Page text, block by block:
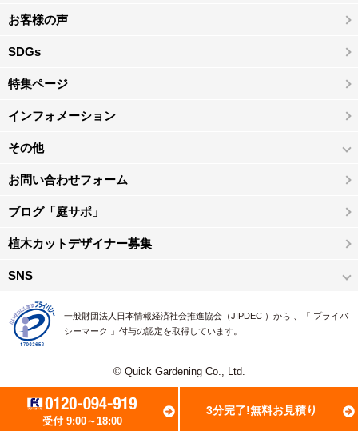
受付 9:00～18:00
3分完了!無料お見積り
お客様の声
SDGs
特集ページ
インフォメーション
その他
お問い合わせフォーム
ブログ「庭サポ」
植木カットデザイナー募集
SNS
一般財団法人日本情報経済社会推進協会（JIPDEC ）から 、「 プライバ
シーマーク 」付与の認定を取得しています。
© Quick Gardening Co., Ltd.